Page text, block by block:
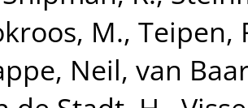
M., Teipen,
Neil, van